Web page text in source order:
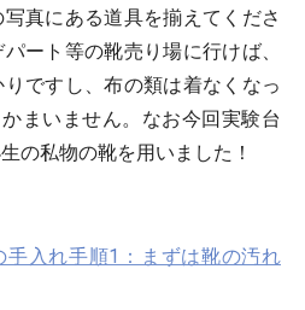
真にある道具を揃えてくださ
ート等の靴売り場に行けば、
ですし、布の類は着なくなっ
まいません。なお今回実験台
の私物の靴を用いました！
手入れ手順1：まずは靴の汚れ